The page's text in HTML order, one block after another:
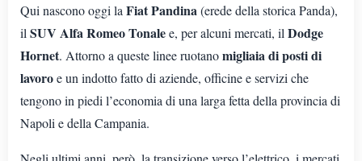
Qui nascono oggi la Fiat Pandina(erede della storica Panda),
il SUV Alfa Romeo Tonalee, per alcuni mercati, il Dodge
Hornet. Attorno a queste linee ruotanomigliaia di posti di
lavoroe un indotto fatto di aziende, officine e servizi che
tengono in piedi l’economia di una larga fetta della provincia di
Napoli e della Campania.